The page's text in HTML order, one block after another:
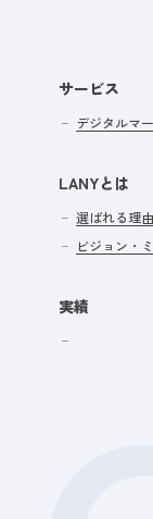
サービス
デジタルマ
LANYとは
選ばれる理由
ビジョン・
実績